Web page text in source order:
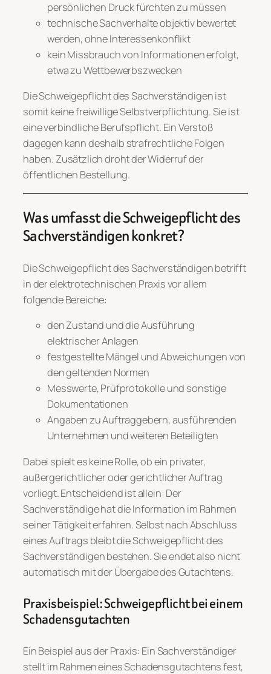
persönlichen Druck fürchten zu müssen
technische Sachverhalte objektiv bewertet
werden, ohne Interessenkonflikt
kein Missbrauch von Informationen erfolgt,
etwa zu Wettbewerbszwecken
Die Schweigepflicht des Sachverständigen ist
somit keine freiwillige Selbstverpflichtung. Sie ist
eine verbindliche Berufspflicht. Ein Verstoß
dagegen kann deshalb strafrechtliche Folgen
haben. Zusätzlich droht der Widerruf der
öffentlichen Bestellung.
Was umfasst die Schweigepflicht des
Sachverständigen konkret?
Die Schweigepflicht des Sachverständigen betrifft
in der elektrotechnischen Praxis vor allem
folgende Bereiche:
den Zustand und die Ausführung
elektrischer Anlagen
festgestellte Mängel und Abweichungen von
den geltenden Normen
Messwerte, Prüfprotokolle und sonstige
Dokumentationen
Angaben zu Auftraggebern, ausführenden
Unternehmen und weiteren Beteiligten
Dabei spielt es keine Rolle, ob ein privater,
außergerichtlicher oder gerichtlicher Auftrag
vorliegt. Entscheidend ist allein: Der
Sachverständige hat die Information im Rahmen
seiner Tätigkeit erfahren. Selbst nach Abschluss
eines Auftrags bleibt die Schweigepflicht des
Sachverständigen bestehen. Sie endet also nicht
automatisch mit der Übergabe des Gutachtens.
Praxisbeispiel: Schweigepflicht bei einem
Schadensgutachten
Ein Beispiel aus der Praxis: Ein Sachverständiger
stellt im Rahmen eines Schadensgutachtens fest,